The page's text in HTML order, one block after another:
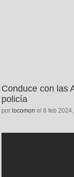
Conduce con las
policía
por locomon el 6 feb